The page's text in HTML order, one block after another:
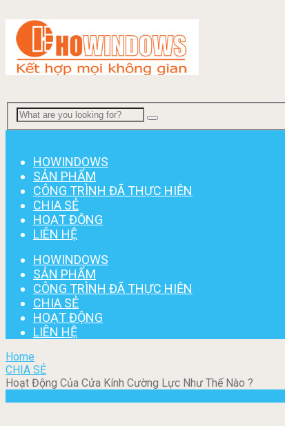
HOWINDOWS
SẢN PHẨM
CÔNG TRÌNH ĐÃ THỰC HIỆN
CHIA SẺ
HOẠT ĐỘNG
LIÊN HỆ
HOWINDOWS
SẢN PHẨM
CÔNG TRÌNH ĐÃ THỰC HIỆN
CHIA SẺ
HOẠT ĐỘNG
LIÊN HỆ
Home
CHIA SẺ
Hoạt Động Của Cửa Kính Cường Lực Như Thế Nào ?